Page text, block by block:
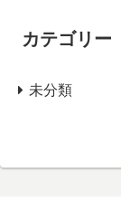
カテゴリー
未分類